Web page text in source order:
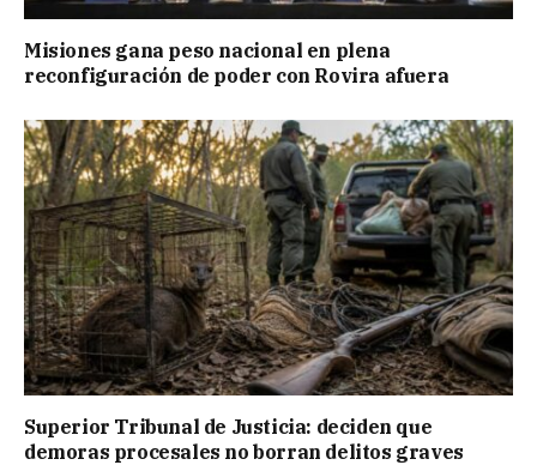
Misiones gana peso nacional en plena
reconfiguración de poder con Rovira afuera
Superior Tribunal de Justicia: deciden que
demoras procesales no borran delitos graves